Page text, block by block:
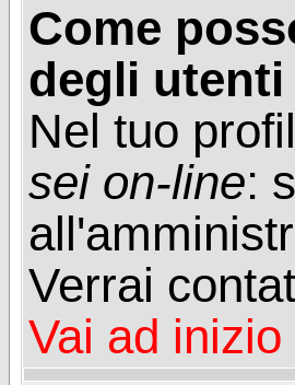
Come
degli
Nel tuo
sei on-line:
Verrai
Vai ad